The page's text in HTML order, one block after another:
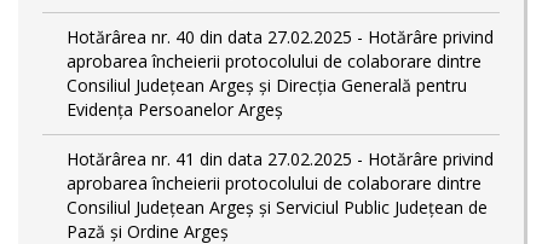
Hotărârea nr. 40 din data 27.02.2025 - Hotărâre privind
aprobarea încheierii protocolului de colaborare dintre
Consiliul Județean Argeș și Direcția Generală pentru
Evidența Persoanelor Argeș
Hotărârea nr. 41 din data 27.02.2025 - Hotărâre privind
aprobarea încheierii protocolului de colaborare dintre
Consiliul Județean Argeș și Serviciul Public Județean de
Pază și Ordine Argeș